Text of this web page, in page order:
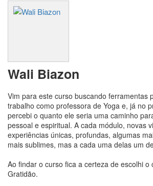
Wali Biazon
Vim para este curso buscando ferramentas
trabalho como professora de Yoga e, já no
percebi o quanto ele seria uma caminho
pessoal e espiritual. A cada módulo, novas
experiências únicas, profundas, algumas
mais sublimes, mas a cada uma delas um
Ao findar o curso fica a certeza de escolhi o
Gratidão.